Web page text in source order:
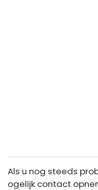
Als u nog steeds
ogelijk contact